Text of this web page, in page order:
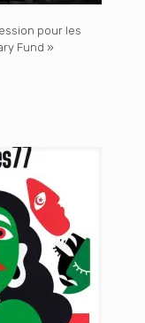
pour les
Fund »